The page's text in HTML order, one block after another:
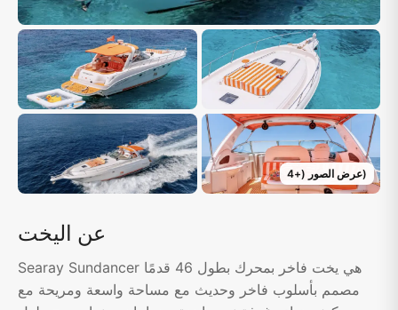
عرض الصور (+
4 )
عن اليخت
Searay Sundancer هي يخت فاخر بمحرك بطول 46 قدمًا
مصمم بأسلوب فاخر وحديث مع مساحة واسعة ومريحة مع